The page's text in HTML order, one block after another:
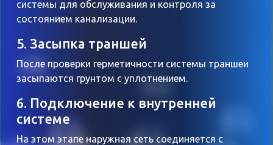
системы для обслуживания и контроля за
состоянием канализации.
5. Засыпка траншей
После проверки герметичности системы траншеи
засыпаются грунтом с уплотнением.
6. Подключение к внутренней
системе
На этом этапе наружная сеть соединяется с